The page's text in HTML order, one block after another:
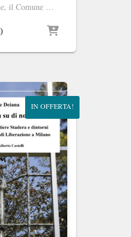
il Comune …
Il
attuale
€17.10.
IN OFFERTA!